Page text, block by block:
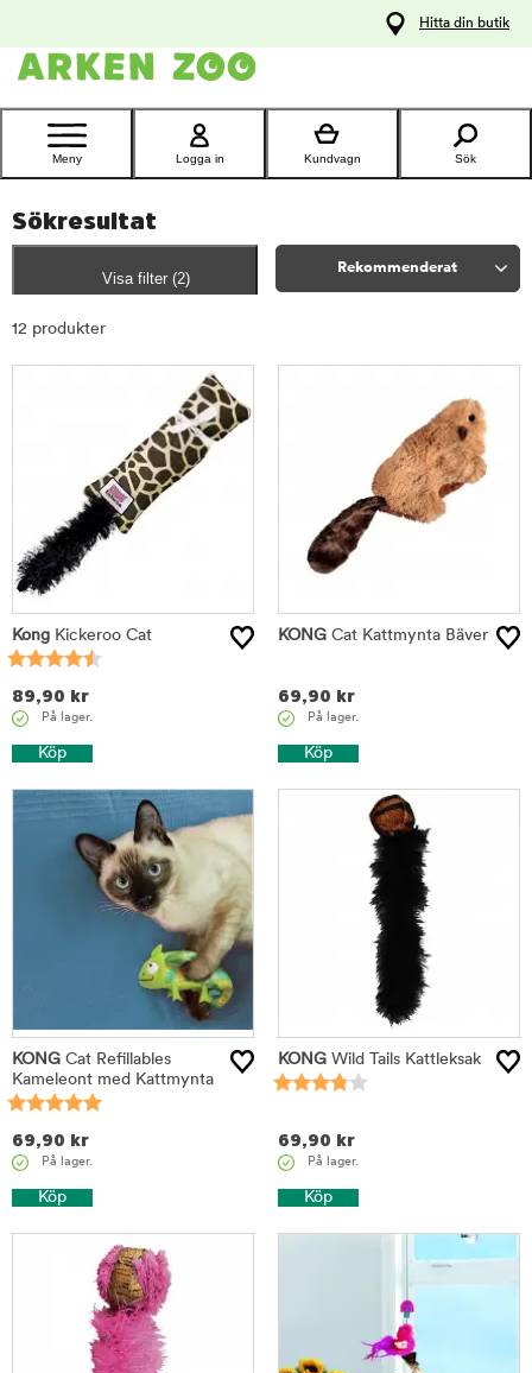
Kontakta
Hitta din butik
Meny Logga in Kundvagn Sök
Sökresultat
Visa filter (Aktiva
filter:
2)
Rekommenderat
12 produkter
Kong Kickeroo Cat
89,90 kr
På lager.
Köp
KONG Cat Kattmynta Bäver
69,90 kr
På lager.
Köp
KONG Cat Refillables
Kameleont med Kattmynta
69,90 kr
På lager.
Köp
KONG Wild Tails Kattleksak
69,90 kr
På lager.
Köp